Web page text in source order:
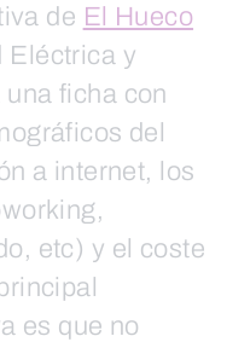
de El Hueco
Eléctrica y
ficha con
del
a internet, los
etc) y el coste
es que no